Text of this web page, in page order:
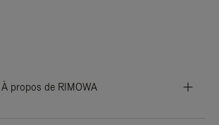
À propos de RIMOWA